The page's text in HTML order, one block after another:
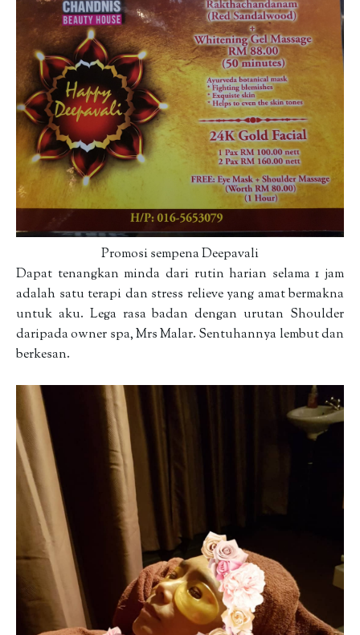
Promosi sempena Deepavali
Dapat tenangkan minda dari rutin harian selama 1 jam
adalah satu terapi dan stress relieve yang amat bermakna
untuk aku. Lega rasa badan dengan urutan Shoulder
daripada owner spa, Mrs Malar. Sentuhannya lembut dan
berkesan.